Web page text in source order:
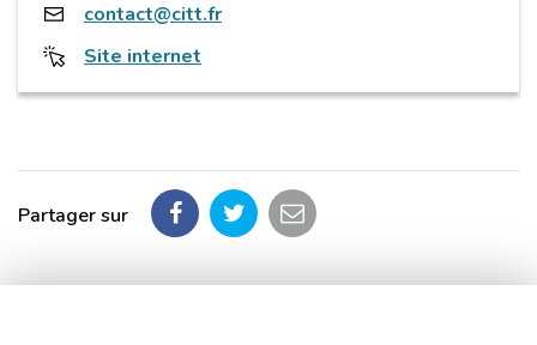
contact@citt.fr
Site internet
Partager sur
Partager
Facebook
Partager
Twitter
Partager
email